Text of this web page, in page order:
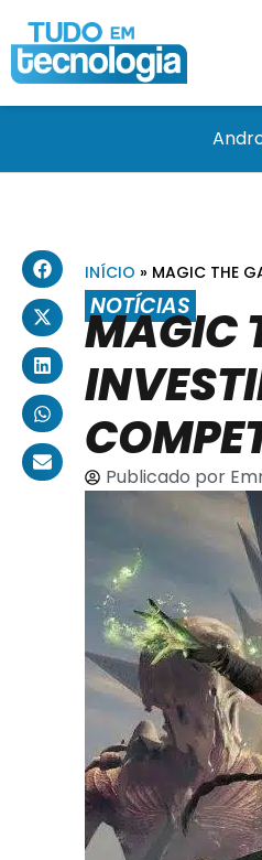
INÍCIO » MAGIC THE
NOTÍCIAS
MAGIC
Publicado por